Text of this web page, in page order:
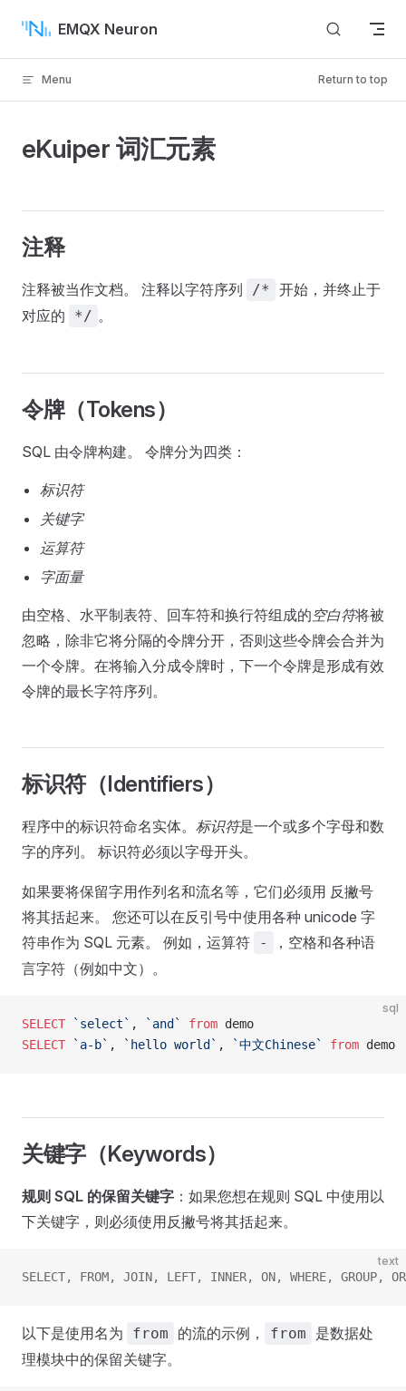
Skip to content
EMQX Neuron
Menu Return to top
eKuiper 词汇元素
注释
注释被当作文档。 注释以字符序列 /*
开始，并终止于
对应的
*/ 。
令牌（Tokens）
SQL 由令牌构建。 令牌分为四类：
标识符
关键字
运算符
字面量
由空格、水平制表符、回车符和换行符组成的空白符将被
忽略，除非它将分隔的令牌分开，否则这些令牌会合并为
一个令牌。在将输入分成令牌时，下一个令牌是形成有效
令牌的最长字符序列。
标识符（Identifiers）
程序中的标识符命名实体。 标识符是一个或多个字母和数
字的序列。 标识符必须以字母开头。
如果要将保留字用作列名和流名等，它们必须用 反撇号
将其括起来。 您还可以在反引号中使用各种 unicode 字
符串作为 SQL 元素。 例如，运算符
-
，空格和各种语
言字符（例如中文）。
sql
SELECT `select` , `and` from demo
SELECT `a-b` , `hello world` , `中文Chinese` from demo
关键字（Keywords）
规则 SQL 的保留关键字 ：如果您想在规则 SQL 中使用以
下关键字，则必须使用反撇号将其括起来。
text
SELECT, FROM, JOIN, LEFT, INNER, ON, WHERE, GROUP,
以下是使用名为 from 的流的示例， from
是数据处
理模块中的保留关键字。